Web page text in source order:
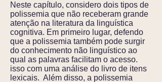
Neste capítulo, considero dois tipos de
polissemia que não receberam grande
atenção na literatura da linguística
cognitiva. Em primeiro lugar, defendo
que a polissemia também pode surgir
do conhecimento não linguístico ao
qual as palavras facilitam o acesso.
isso com uma análise do livro de itens
lexicais. Além disso, a polissemia